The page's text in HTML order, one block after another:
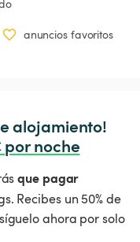
anuncios favoritos
alojamiento!
por noche
que pagar
Recibes un 50% de
ahora por solo